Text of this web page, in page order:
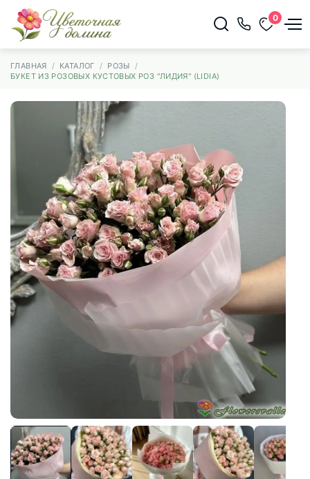
0
ГЛАВНАЯ КАТАЛОГ
РОЗЫ
БУКЕТ ИЗ РОЗОВЫХ КУСТОВЫХ РОЗ "ЛИДИЯ" (LIDIA)